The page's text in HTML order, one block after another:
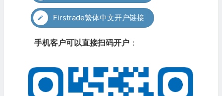
Firstrade繁体中文开户链接
手机客户可以直接扫码开户：